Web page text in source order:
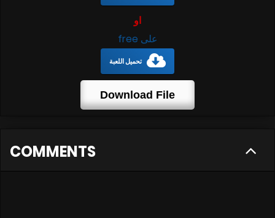
او
على free
تحميل اللعبة
Download File
COMMENTS